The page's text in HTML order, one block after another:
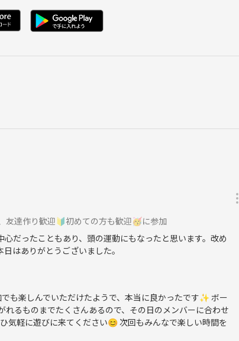
達作り歓迎🔰初めての方も歓迎🥳に参加
だったこともあり、頭の運動にもなったと思います。改め
はありがとうございました。
も楽しんでいただけたようで、本当に良かったです✨ ボー
れるものまでたくさんあるので、その日のメンバーに合わせ
気軽に遊びに来てください😊 次回もみんなで楽しい時間を